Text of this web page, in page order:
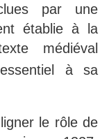
par une
établie à la
médiéval
à sa
le rôle de